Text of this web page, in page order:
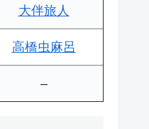
大伴旅人
高橋虫麻呂
–